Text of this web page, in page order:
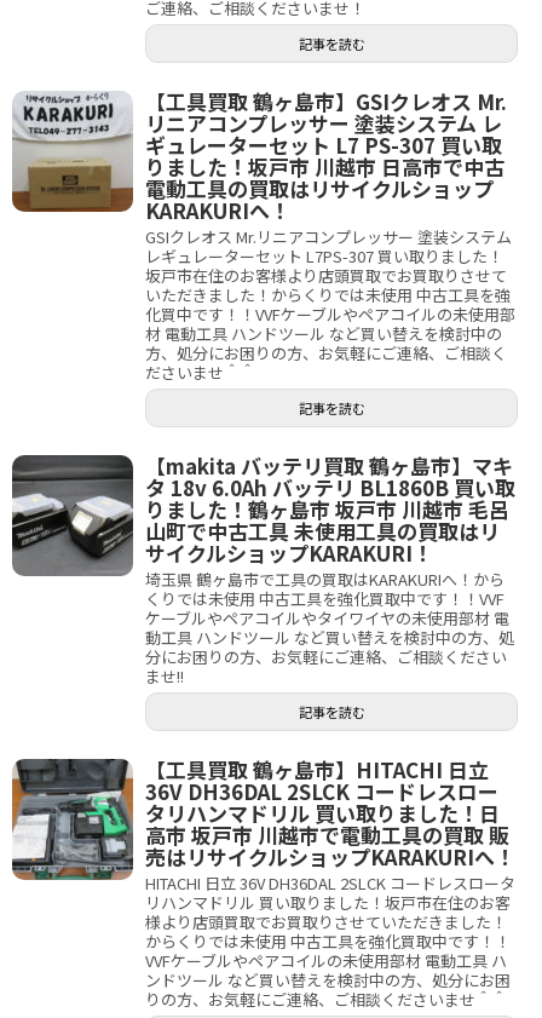
ご連絡、ご相談くださいませ！
記事を読む
【工具買取 鶴ヶ島市】GSIクレオス Mr.
リニアコンプレッサー 塗装システム レ
ギュレーターセット L7 PS-307 買い取
りました！坂戸市 川越市 日高市で中古
電動工具の買取はリサイクルショップ
KARAKURIへ！
GSIクレオス Mr.リニアコンプレッサー 塗装システム
レギュレーターセット L7PS-307 買い取りました！
坂戸市在住のお客様より店頭買取でお買取りさせて
いただきました！からくりでは未使用 中古工具を強
化買中です！！VVFケーブルやペアコイルの未使用部
材 電動工具 ハンドツール など買い替えを検討中の
方、処分にお困りの方、お気軽にご連絡、ご相談く
ださいませ＾＾
記事を読む
【makita バッテリ買取 鶴ヶ島市】マキ
タ 18v 6.0Ah バッテリ BL1860B 買い取
りました！鶴ヶ島市 坂戸市 川越市 毛呂
山町で中古工具 未使用工具の買取はリ
サイクルショップKARAKURI！
埼玉県 鶴ヶ島市で工具の買取はKARAKURIへ！から
くりでは未使用 中古工具を強化買取中です！！VVF
ケーブルやペアコイルやタイワイヤの未使用部材 電
動工具 ハンドツール など買い替えを検討中の方、処
分にお困りの方、お気軽にご連絡、ご相談ください
ませ!!
記事を読む
【工具買取 鶴ヶ島市】HITACHI 日立
36V DH36DAL 2SLCK コードレスロー
タリハンマドリル 買い取りました！日
高市 坂戸市 川越市で電動工具の買取 販
売はリサイクルショップKARAKURIへ！
HITACHI 日立 36V DH36DAL 2SLCK コードレスロータ
リハンマドリル 買い取りました！坂戸市在住のお客
様より店頭買取でお買取りさせていただきました！
からくりでは未使用 中古工具を強化買取中です！！
VVFケーブルやペアコイルの未使用部材 電動工具 ハ
ンドツール など買い替えを検討中の方、処分にお困
りの方、お気軽にご連絡、ご相談くださいませ＾＾